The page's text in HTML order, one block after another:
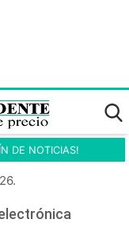
DE NOTICIAS!